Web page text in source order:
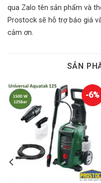
qua Zalo tên sản phẩm và
Prostock sẽ hỗ trợ báo giá
cảm ơn.
SẢN
-6%